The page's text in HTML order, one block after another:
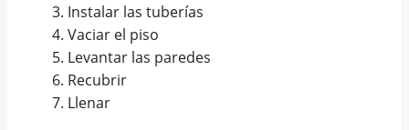
Instalar las tuberías
Vaciar el piso
Levantar las paredes
Recubrir
Llenar